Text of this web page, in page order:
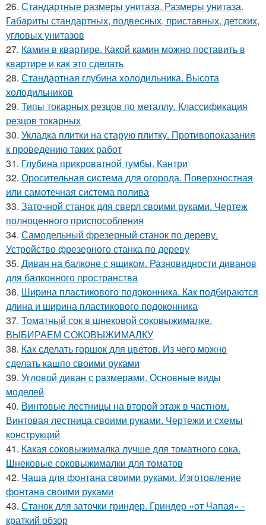
26. Стандартные размеры унитаза. Размеры унитаза.
Габариты стандартных, подвесных, приставных, детских,
угловых унитазов
27. Камин в квартире. Какой камин можно поставить в
квартире и как это сделать
28. Стандартная глубина холодильника. Высота
холодильников
29. Типы токарных резцов по металлу. Классификация
резцов токарных
30. Укладка плитки на старую плитку. Противопоказания
к проведению таких работ
31. Глубина прикроватной тумбы. Кантри
32. Оросительная система для огорода. Поверхностная
или самотечная система полива
33. Заточной станок для сверл своими руками. Чертеж
полноценного приспособления
34. Самодельный фрезерный станок по дереву.
Устройство фрезерного станка по дереву
35. Диван на балконе с ящиком. Разновидности диванов
для балконного пространства
36. Ширина пластикового подоконника. Как подбираются
длина и ширина пластикового подоконника
37. Томатный сок в шнековой соковыжималке.
ВЫБИРАЕМ СОКОВЫЖИМАЛКУ
38. Как сделать горшок для цветов. Из чего можно
сделать кашпо своими руками
39. Угловой диван с размерами. Основные виды
моделей
40. Винтовые лестницы на второй этаж в частном.
Винтовая лестница своими руками. Чертежи и схемы
конструкций
41. Какая соковыжималка лучше для томатного сока.
Шнековые соковыжималки для томатов
42. Чаша для фонтана своими руками. Изготовление
фонтана своими руками
43. Станок для заточки гриндер. Гриндер «от Чапая» -
краткий обзор